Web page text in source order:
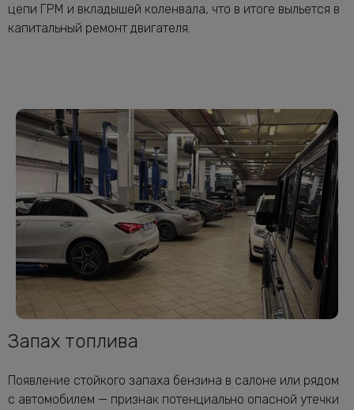
цепи ГРМ и вкладышей коленвала, что в итоге выльется в
капитальный ремонт двигателя.
Запах топлива
Появление стойкого запаха бензина в салоне или рядом
с автомобилем — признак потенциально опасной утечки